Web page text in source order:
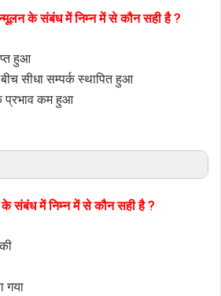
के संबंध में निम्न में से कौन सही है ?
हुआ
सीधा सम्पर्क स्थापित हुआ
प्रभाव कम हुआ
के संबंध में निम्न में से कौन सही है ?
गया